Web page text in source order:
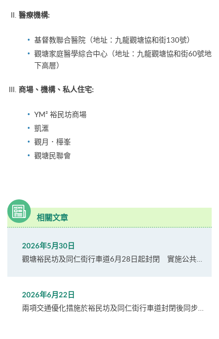
醫療機構:
基督教聯合醫院（地址：九龍觀塘協和街130號）
觀塘家庭醫學綜合中心（地址：九龍觀塘協和街60號地
下高層）
商場、機構、私人住宅:
YM² 裕民坊商場
凱滙
觀月．樺峯
觀塘民聯會
相關文章
2026年5月30日
觀塘裕民坊及同仁街行車道6月28日起封閉 實施公共...
2026年6月22日
兩項交通優化措施於裕民坊及同仁街行車道封閉後同步...